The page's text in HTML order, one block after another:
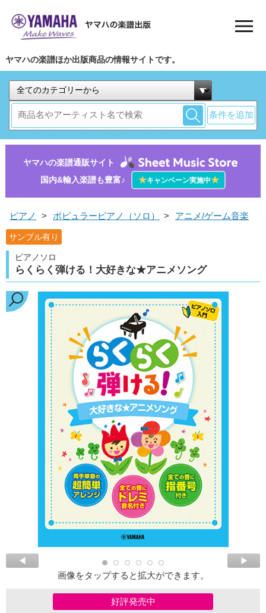
ヤマハの楽譜ほか出版商品の情報サイトです。
条件を追加
ヤマハの楽譜通販サイト
国内&輸入楽譜も豊富♪
★キャンペーン実施中★
ピアノ > ポピュラーピアノ（ソロ） > アニメ/ゲーム音楽
サンプル有り
ピアノソロ
らくらく弾ける！大好きな★アニメソング
画像をタップすると拡大ができます。
好評発売中